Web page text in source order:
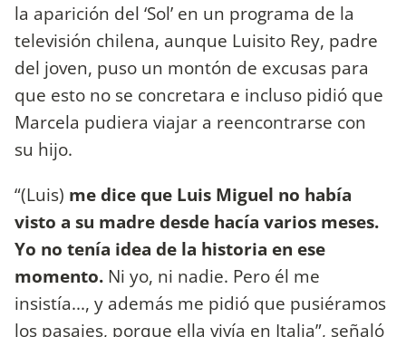
la aparición del ‘Sol’ en un programa de la
televisión chilena, aunque Luisito Rey, padre
del joven, puso un montón de excusas para
que esto no se concretara e incluso pidió que
Marcela pudiera viajar a reencontrarse con
su hijo.
“(Luis) me dice que Luis Miguel no había
visto a su madre desde hacía varios meses.
Yo no tenía idea de la historia en ese
momento. Ni yo, ni nadie. Pero él me
insistía..., y además me pidió que pusiéramos
los pasajes, porque ella vivía en Italia”, señaló